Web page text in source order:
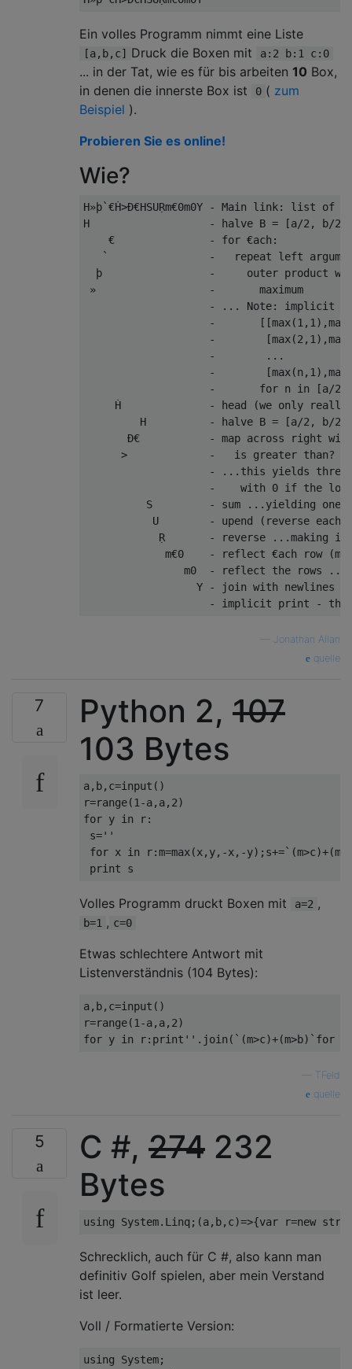
Ein volles Programm nimmt eine Liste
[a,b,c] Druck die Boxen mit a:2 b:1 c:0
... in der Tat, wie es für bis arbeiten 10 Box,
in denen die innerste Box ist
0 ( zum
Beispiel ).
Probieren Sie es online!
Wie?
H»þ`€Ḣ>Ð€HSUṚm€0m0Y - Main link: list
H                   - halve B = [a/2, b/2,
    €               - for €ach:
`                -   repeat left
þ                 -     outer product
»                  -       maximum
- ... Note: implicit
-
-
                    -        ...
-
-       for n in [a/
Ḣ              - head (we only
H          - halve B = [a/2, b/2,
Ð€           - map across right
      >             -   is greater than?
- ...this yields
-    with 0 if the
S         - sum ...yielding one
U        - upend (reverse
Ṛ       - reverse ...making it
m€0    - reflect €ach row
m0  - reflect the rows
Y - join with newlines
Jonathan Allan
quelle
7 Python 2, 107
103 Bytes
a, b, c=input ()
r=range(1 -a, a, 2)
for y in r:
s=''
for x in r:m=max(x, y,-x,-y); s+=`(m>c)+(m
print s
Volles Programm druckt Boxen mit a=2 ,
b=1 , c=0
Etwas schlechtere Antwort mit
Listenverständnis (104 Bytes):
a, b, c=input ()
r=range(1 -a, a, 2)
for y in r: print '' . join (`(m>c)+(m>b)` for
TFeld
quelle
5 C #, 274 232
Bytes
using System. Linq ;(a, b, c)=>{var r=new
Schrecklich, auch für C #, also kann man
definitiv Golf spielen, aber mein Verstand
ist leer.
Voll / Formatierte Version:
using System;